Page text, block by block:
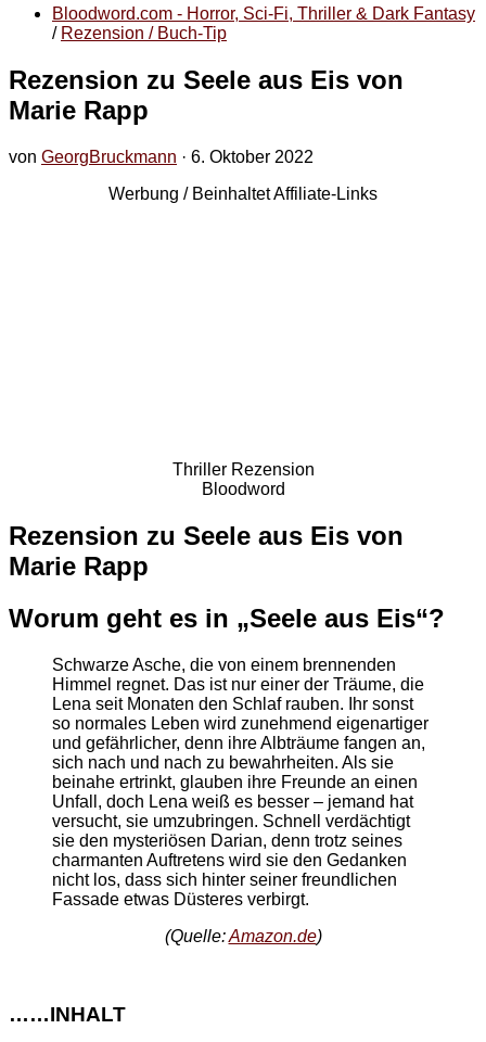
Bloodword.com - Horror, Sci-Fi, Thriller & Dark Fantasy
/ Rezension / Buch-Tip
Rezension zu Seele aus Eis von
Marie Rapp
von GeorgBruckmann · 6. Oktober 2022
Werbung / Beinhaltet Affiliate-Links
Thriller Rezension
Bloodword
Rezension zu Seele aus Eis von
Marie Rapp
Worum geht es in „Seele aus Eis“?
Schwarze Asche, die von einem brennenden
Himmel regnet. Das ist nur einer der Träume, die
Lena seit Monaten den Schlaf rauben. Ihr sonst
so normales Leben wird zunehmend eigenartiger
und gefährlicher, denn ihre Albträume fangen an,
sich nach und nach zu bewahrheiten. Als sie
beinahe ertrinkt, glauben ihre Freunde an einen
Unfall, doch Lena weiß es besser – jemand hat
versucht, sie umzubringen. Schnell verdächtigt
sie den mysteriösen Darian, denn trotz seines
charmanten Auftretens wird sie den Gedanken
nicht los, dass sich hinter seiner freundlichen
Fassade etwas Düsteres verbirgt.
(Quelle:Amazon.de)
……INHALT